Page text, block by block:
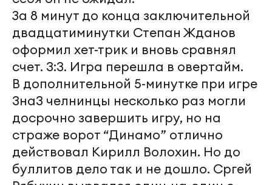
За 8 минут до конца заключительной
двадцатиминутки Степан Жданов
оформил хет-трик и вновь сравнял
счет. 3:3. Игра перешла в овертайм.
В дополнительной 5-минутке при игре
3на3 челнинцы несколько раз могли
досрочно завершить игру, но на
страже ворот “Динамо” отлично
действовал Кирилл Волохин. Но до
буллитов дело так и не дошло. Сргей